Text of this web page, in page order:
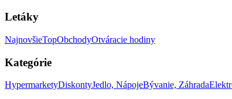
Letáky
NajnovšieTopObchodyOtváracie hodiny
Kategórie
HypermarketyDiskontyJedlo, NápojeBývanie, Záhrada